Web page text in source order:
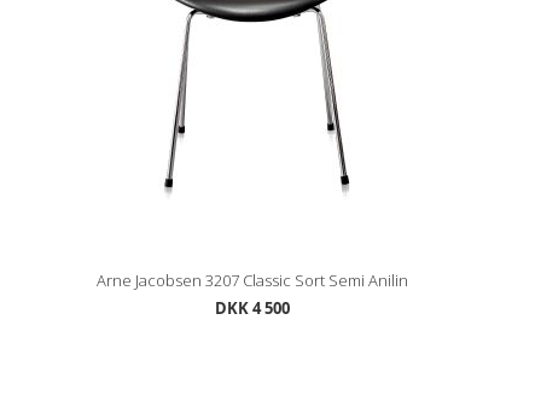
Arne Jacobsen 3207 Classic Sort Semi Anilin
DKK 4 500